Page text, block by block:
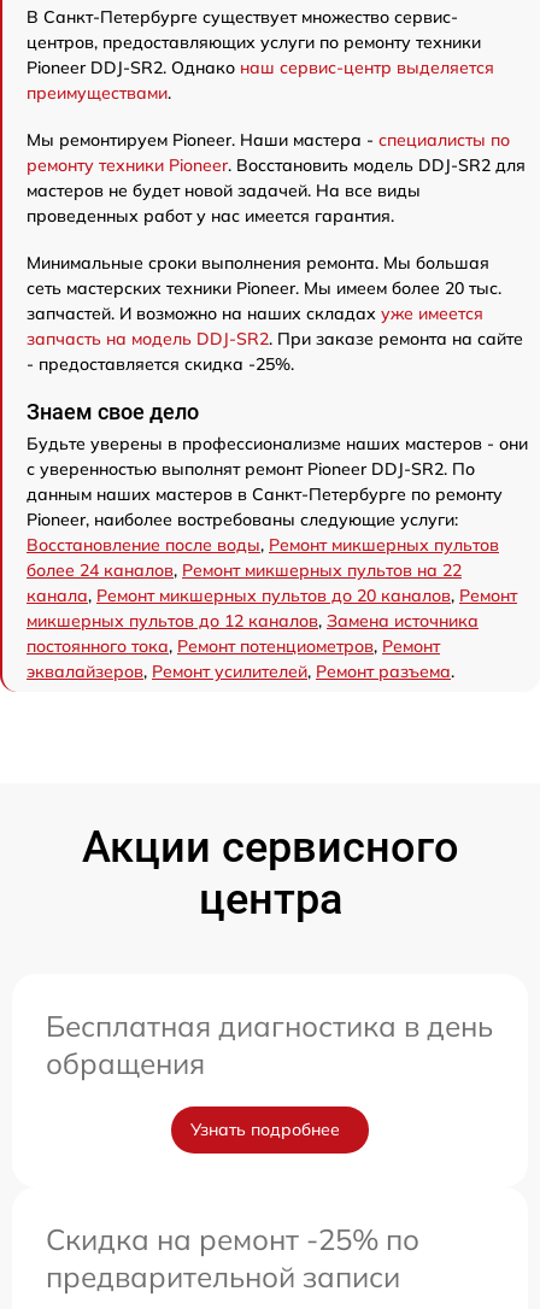
В Санкт-Петербурге существует множество сервис-
центров, предоставляющих услуги по ремонту техники
Pioneer DDJ-SR2. Однако наш сервис-центр выделяется
преимуществами.
Мы ремонтируем Pioneer. Наши мастера - специалисты по
ремонту техники Pioneer. Восстановить модель DDJ-SR2 для
мастеров не будет новой задачей. На все виды
проведенных работ у нас имеется гарантия.
Минимальные сроки выполнения ремонта. Мы большая
сеть мастерских техники Pioneer. Мы имеем более 20 тыс.
запчастей. И возможно на наших складах уже имеется
запчасть на модель DDJ-SR2. При заказе ремонта на сайте
- предоставляется скидка -25%.
Знаем свое дело
Будьте уверены в профессионализме наших мастеров - они
с уверенностью выполнят ремонт Pioneer DDJ-SR2. По
данным наших мастеров в Санкт-Петербурге по ремонту
Pioneer, наиболее востребованы следующие услуги:
Восстановление после воды, Ремонт микшерных пультов
более 24 каналов, Ремонт микшерных пультов на 22
канала, Ремонт микшерных пультов до 20 каналов, Ремонт
микшерных пультов до 12 каналов, Замена источника
постоянного тока, Ремонт потенциометров, Ремонт
эквалайзеров, Ремонт усилителей, Ремонт разъема.
Акции сервисного
центра
Бесплатная диагностика в день
обращения
Узнать подробнее
Скидка на ремонт -25% по
предварительной записи